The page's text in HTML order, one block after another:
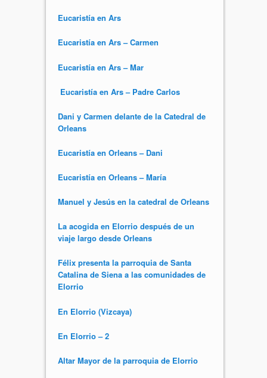
Eucaristía en Ars
Eucaristía en Ars – Carmen
Eucaristía en Ars – Mar
Eucaristía en Ars – Padre Carlos
Dani y Carmen delante de la Catedral de
Orleans
Eucaristía en Orleans – Dani
Eucaristía en Orleans – María
Manuel y Jesús en la catedral de Orleans
La acogida en Elorrio después de un
viaje largo desde Orleans
Félix presenta la parroquia de Santa
Catalina de Siena a las comunidades de
Elorrio
En Elorrio (Vizcaya)
En Elorrio – 2
Altar Mayor de la parroquia de Elorrio